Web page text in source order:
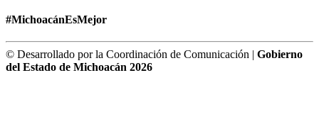
#MichoacánEsMejor
© Desarrollado por la Coordinación de Comunicación | Gobierno
del Estado de Michoacán 2026